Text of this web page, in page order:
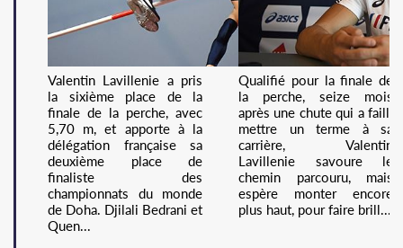
Valentin Lavillenie a pris
la sixième place de la
finale de la perche, avec
5,70 m, et apporte à la
délégation française sa
deuxième place de
finaliste des
championnats du monde
de Doha. Djilali Bedrani et
Quen...
Qualifié pour la finale de
la perche, seize mois
après une chute qui a failli
mettre un terme à sa
carrière, Valentin
Lavillenie savoure le
chemin parcouru, mais
espère monter encore
plus haut, pour faire brill...